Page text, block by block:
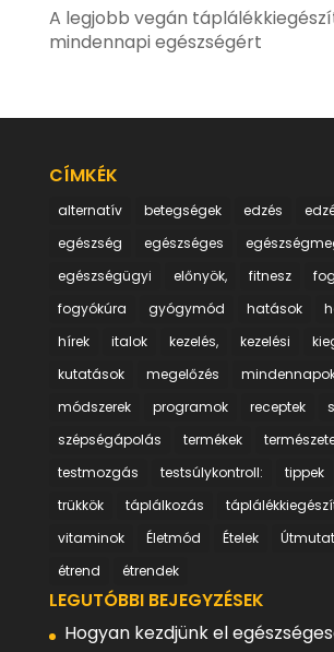
A legjobb vegán
mindennapi egészségért
CÍMKÉK
alternatív betegségek edzés
egészség
egészséges
egészségügyi
előnyök, fitnesz
fogyókúra
gyógymód hatások
hírek
italok kezelés, kezelési
kutatások
megelőzés
módszerek
programok receptek
szépségápolás
termékek
testmozgás
testsúlykontroll: tippek
trükkök
táplálkozás
vitaminok
Életmód Ételek
étrend
étrendek
LEGUTÓBBI BEJEGYZÉSEK
Hogyan kezdjünk el